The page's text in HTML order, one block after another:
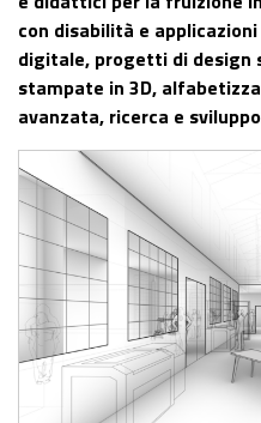
con disabilità e
digitale, progetti di design
stampate in 3D,
avanzata, ricerca e sviluppo